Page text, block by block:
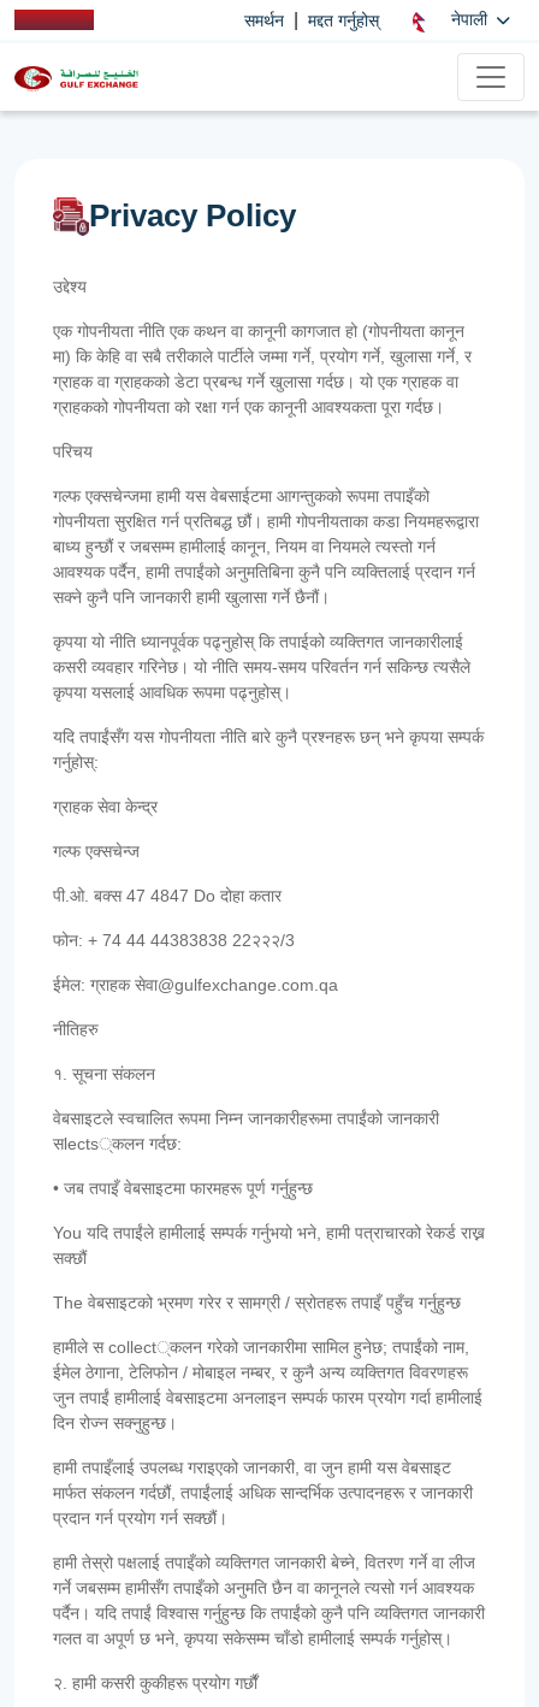
समर्थन मद्दत गर्नुहोस् नेपाली
Privacy Policy
उद्देश्य
एक गोपनीयता नीति एक कथन वा कानूनी कागजात हो (गोपनीयता कानून
मा) कि केहि वा सबै तरीकाले पार्टीले जम्मा गर्ने, प्रयोग गर्ने, खुलासा गर्ने, र
ग्राहक वा ग्राहकको डेटा प्रबन्ध गर्ने खुलासा गर्दछ। यो एक ग्राहक वा
ग्राहकको गोपनीयता को रक्षा गर्न एक कानूनी आवश्यकता पूरा गर्दछ।
परिचय
गल्फ एक्सचेन्जमा हामी यस वेबसाईटमा आगन्तुकको रूपमा तपाइँको
गोपनीयता सुरक्षित गर्न प्रतिबद्ध छौं। हामी गोपनीयताका कडा नियमहरूद्वारा
बाध्य हुन्छौं र जबसम्म हामीलाई कानून, नियम वा नियमले त्यस्तो गर्न
आवश्यक पर्दैन, हामी तपाईंको अनुमतिबिना कुनै पनि व्यक्तिलाई प्रदान गर्न
सक्ने कुनै पनि जानकारी हामी खुलासा गर्ने छैनौं।
कृपया यो नीति ध्यानपूर्वक पढ्नुहोस् कि तपाईको व्यक्तिगत जानकारीलाई
कसरी व्यवहार गरिनेछ। यो नीति समय-समय परिवर्तन गर्न सकिन्छ त्यसैले
कृपया यसलाई आवधिक रूपमा पढ्नुहोस्।
यदि तपाईंसँग यस गोपनीयता नीति बारे कुनै प्रश्नहरू छन् भने कृपया सम्पर्क
गर्नुहोस्:
ग्राहक सेवा केन्द्र
गल्फ एक्सचेन्ज
पी.ओ. बक्स 47 4847 Do दोहा कतार
फोन: + 74 44 44383838 22२२२/3
ईमेल: ग्राहक सेवा@gulfexchange.com.qa
नीतिहरु
१. सूचना संकलन
वेबसाइटले स्वचालित रूपमा निम्न जानकारीहरूमा तपाईंको जानकारी
सlects्कलन गर्दछ:
• जब तपाइँ वेबसाइटमा फारमहरू पूर्ण गर्नुहुन्छ
You यदि तपाईंले हामीलाई सम्पर्क गर्नुभयो भने, हामी पत्राचारको रेकर्ड राख्न
सक्छौं
The वेबसाइटको भ्रमण गरेर र सामग्री / स्रोतहरू तपाइँ पहुँच गर्नुहुन्छ
हामीले स collect्कलन गरेको जानकारीमा सामिल हुनेछ; तपाईंको नाम,
ईमेल ठेगाना, टेलिफोन / मोबाइल नम्बर, र कुनै अन्य व्यक्तिगत विवरणहरू
जुन तपाईं हामीलाई वेबसाइटमा अनलाइन सम्पर्क फारम प्रयोग गर्दा हामीलाई
दिन रोज्न सक्नुहुन्छ।
हामी तपाइँलाई उपलब्ध गराइएको जानकारी, वा जुन हामी यस वेबसाइट
मार्फत संकलन गर्दछौं, तपाईंलाई अधिक सान्दर्भिक उत्पादनहरू र जानकारी
प्रदान गर्न प्रयोग गर्न सक्छौं।
हामी तेस्रो पक्षलाई तपाइँको व्यक्तिगत जानकारी बेच्ने, वितरण गर्ने वा लीज
गर्ने जबसम्म हामीसँग तपाइँको अनुमति छैन वा कानूनले त्यसो गर्न आवश्यक
पर्दैन। यदि तपाईं विश्वास गर्नुहुन्छ कि तपाईंको कुनै पनि व्यक्तिगत जानकारी
गलत वा अपूर्ण छ भने, कृपया सकेसम्म चाँडो हामीलाई सम्पर्क गर्नुहोस्।
२. हामी कसरी कुकीहरू प्रयोग गर्छौं